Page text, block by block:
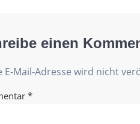
einen
E-Mail-Adresse wird nicht
*